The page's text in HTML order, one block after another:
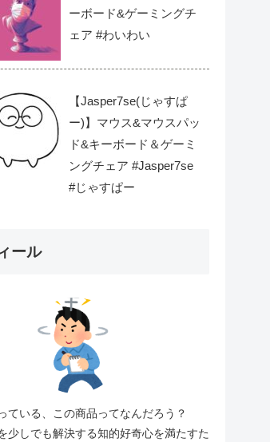
ーボード&ゲーミングチ
ェア #わいわい
【Jasper7se(じゃすぱ
ー)】マウス&マウスパッ
ド&キーボード＆ゲーミ
ングチェア #Jasper7se
#じゃすぱー
ール
ている、この商品ってなんだろう？
少しでも解決する知的好奇心を満たすた